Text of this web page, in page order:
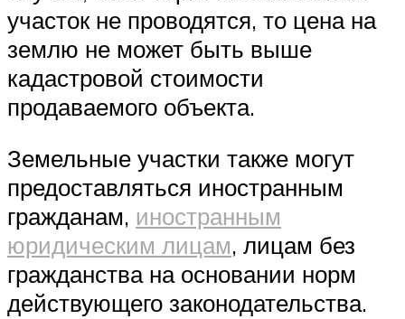
участок не проводятся, то цена на
землю не может быть выше
кадастровой стоимости
продаваемого объекта.
Земельные участки также могут
предоставляться иностранным
гражданам, иностранным
юридическим лицам, лицам без
гражданства на основании норм
действующего законодательства.